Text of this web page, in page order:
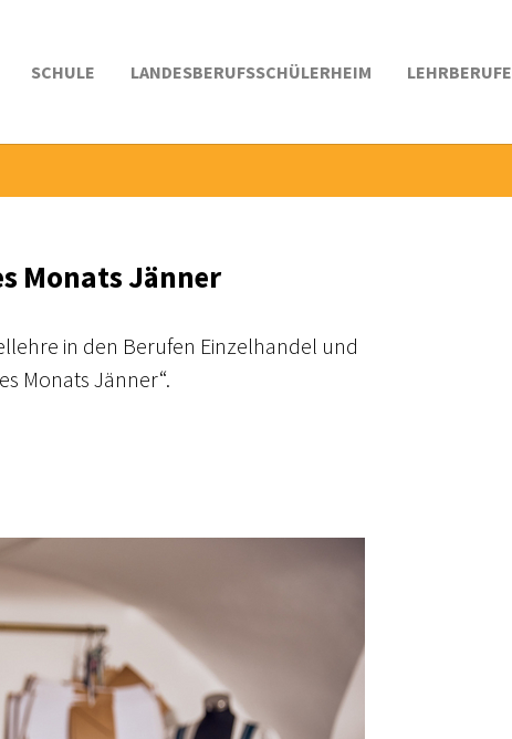
SCHULE LANDESBERUFSSCHÜLERHEIM LEHRBERUFE
Monats Jänner
in den Berufen Einzelhandel und
Monats Jänner“.